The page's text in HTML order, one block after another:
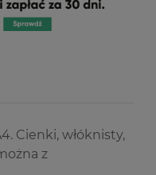
Cienki, włóknisty,
z